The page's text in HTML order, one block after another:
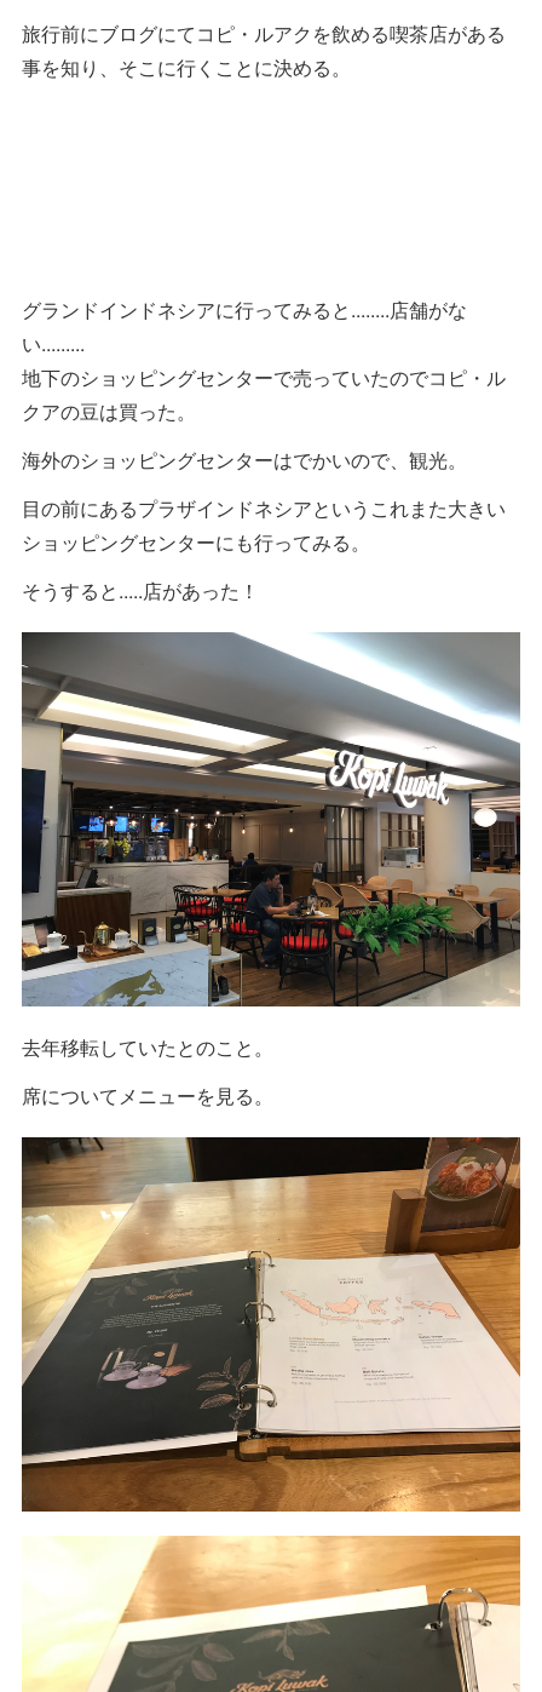
旅行前にブログにてコピ・ルアクを飲める喫茶店がある
事を知り、そこに行くことに決める。
グランドインドネシアに行ってみると........店舗がな
い.........
地下のショッピングセンターで売っていたのでコピ・ル
クアの豆は買った。
海外のショッピングセンターはでかいので、観光。
目の前にあるプラザインドネシアというこれまた大きい
ショッピングセンターにも行ってみる。
そうすると.....店があった！
去年移転していたとのこと。
席についてメニューを見る。